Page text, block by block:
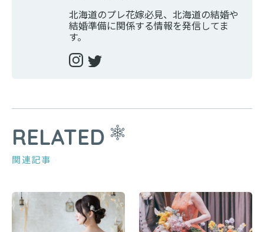
北海道のプレ花嫁必見、北海道の結婚や
結婚準備に関係する情報を発信してま
す。
RELATED
関連記事